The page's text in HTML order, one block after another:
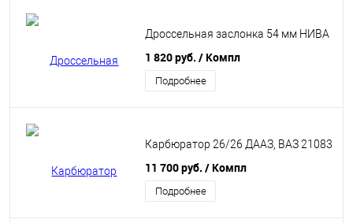
Дроссельная заслонка 54 мм НИВА
1 820 руб. / Компл
Подробнее
Карбюратор 26/26 ДААЗ, ВАЗ 21083
11 700 руб. / Компл
Подробнее